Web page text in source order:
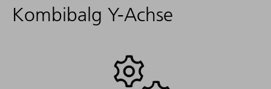
Kombibalg Y-Achse